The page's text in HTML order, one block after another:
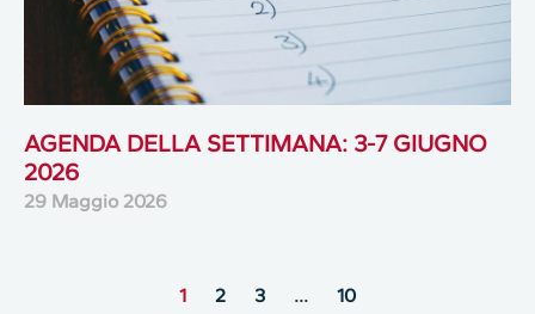
AGENDA DELLA SETTIMANA: 3-7 GIUGNO
2026
29 Maggio 2026
1 2 3 … 10